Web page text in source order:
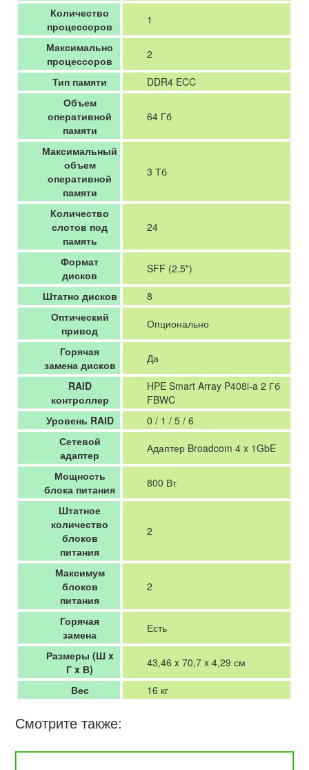
Количество
процессоров
1
Максимально
процессоров
2
Тип памяти
DDR4 ECC
Объем
оперативной
памяти
64 Гб
Максимальный
объем
оперативной
памяти
3 Тб
Количество
слотов под
память
24
Формат
дисков
SFF (2.5")
Штатно дисков
8
Оптический
привод
Опционально
Горячая
замена дисков
Да
RAID
контроллер
HPE Smart Array P408i-a 2 Гб
FBWC
Уровень RAID
0 / 1 / 5 / 6
Сетевой
адаптер
Адаптер Broadcom 4 x 1GbE
Мощность
блока питания
800 Вт
Штатное
количество
блоков
питания
2
Максимум
блоков
питания
2
Горячая
замена
Есть
Размеры (Ш x
Г x В)
43,46 x 70,7 x 4,29 см
Вес
16 кг
Смотрите также: